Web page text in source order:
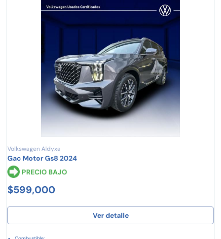
Volkswagen Aldyxa
Gac Motor Gs8 2024
PRECIO BAJO
$599,000
Ver detalle